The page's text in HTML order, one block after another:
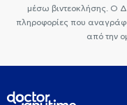
μέσω βιντεοκλήσης. Ο
πληροφορίες που
από την